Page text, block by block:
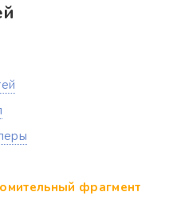
фрагмент